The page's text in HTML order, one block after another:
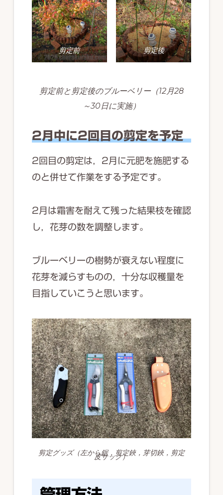
剪定前 剪定後
剪定前と剪定後のブルーベリー（12月28
～30日に実施）
2月中に2回目の剪定を予定
2回目の剪定は，2月に元肥を施肥する
のと併せて作業をする予定です。
2月は霜害を耐えて残った結果枝を確認
し，花芽の数を調整します。
ブルーベリーの樹勢が衰えない程度に
花芽を減らすものの，十分な収穫量を
目指していこうと思います。
剪定グッズ（左から鋸，剪定鋏，芽切鋏，剪定
皮サック）